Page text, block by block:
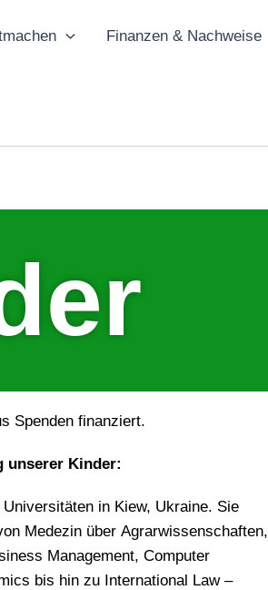
Finanzen & Nachweise
Spenden finanziert.
unserer Kinder:
in Kiew, Ukraine. Sie
Medezin über Agrarwissenschaften,
Management, Computer
bis hin zu International Law –